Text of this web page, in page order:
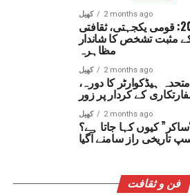
کھیل 2 months ago
شندور پولو فیسٹیول 2026: قومی یکجہتی، ثقافتی
مثبت تشخص کا شاندار
مظاہرہ
کھیل 2 months ago
ہیڈکوارٹر کا دورہ،
کے کردار پر زور
کھیل 2 months ago
کیوں کہا جاتا ہے؟
تاریخی راز سامنے آگیا
فن و ثقافت